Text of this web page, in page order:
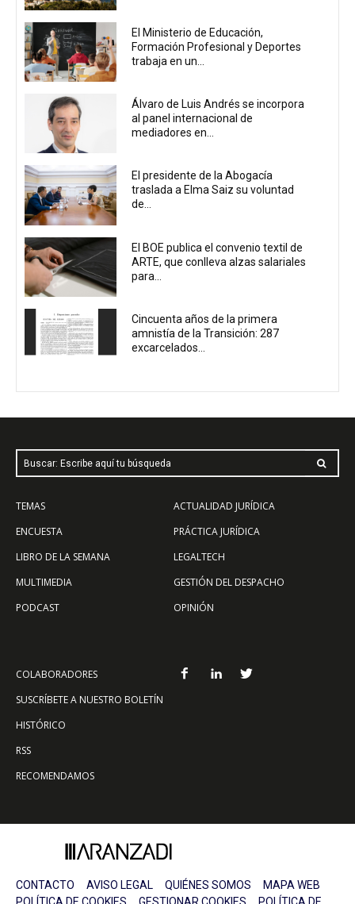
El Ministerio de Educación,
Formación Profesional y Deportes
trabaja en un...
Álvaro de Luis Andrés se incorpora
al panel internacional de
mediadores en...
El presidente de la Abogacía
traslada a Elma Saiz su voluntad
de...
El BOE publica el convenio textil de
ARTE, que conlleva alzas salariales
para...
Cincuenta años de la primera
amnistía de la Transición: 287
excarcelados...
Buscar: Escribe aquí tu búsqueda
TEMAS
ENCUESTA
LIBRO DE LA SEMANA
MULTIMEDIA
PODCAST
ACTUALIDAD JURÍDICA
PRÁCTICA JURÍDICA
LEGALTECH
GESTIÓN DEL DESPACHO
OPINIÓN
COLABORADORES
SUSCRÍBETE A NUESTRO BOLETÍN
HISTÓRICO
RSS
RECOMENDAMOS
CONTACTO AVISO LEGAL QUIÉNES SOMOS
MAPA WEB